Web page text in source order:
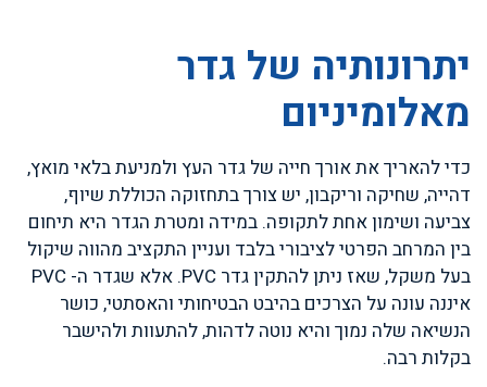
יתרונותיה של גדר
מאלומיניום
כדי להאריך את אורך חייה של גדר העץ ולמניעת בלאי מואץ,
דהייה, שחיקה וריקבון, יש צורך בתחזוקה הכוללת שיוף,
צביעה ושימון אחת לתקופה. במידה ומטרת הגדר היא תיחום
בין המרחב הפרטי לציבורי בלבד ועניין התקציב מהווה שיקול
בעל משקל, שאז ניתן להתקין גדר PVC. אלא שגדר ה- PVC
איננה עונה על הצרכים בהיבט הבטיחותי והאסתטי, כושר
הנשיאה שלה נמוך והיא נוטה לדהות, להתעוות ולהישבר
בקלות רבה.